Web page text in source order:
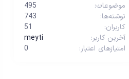
موضوعات
495
نوشته‌ها
743
کاربران
51
آخرین کاربر
meyti
امتیازهای اعتبار
0